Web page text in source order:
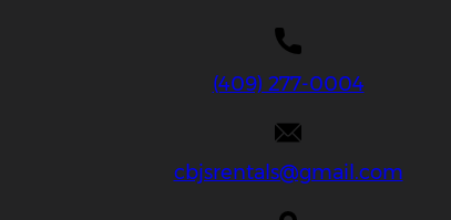
(409) 277-0004
cbjsrentals@gmail.com